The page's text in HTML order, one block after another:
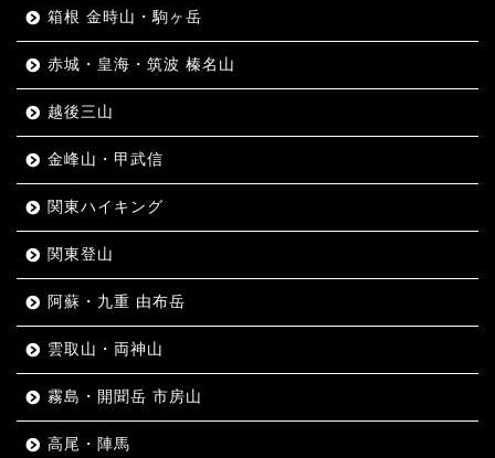
箱根 金時山・駒ヶ岳
赤城・皇海・筑波 榛名山
越後三山
金峰山・甲武信
関東ハイキング
関東登山
阿蘇・九重 由布岳
雲取山・両神山
霧島・開聞岳 市房山
高尾・陣馬